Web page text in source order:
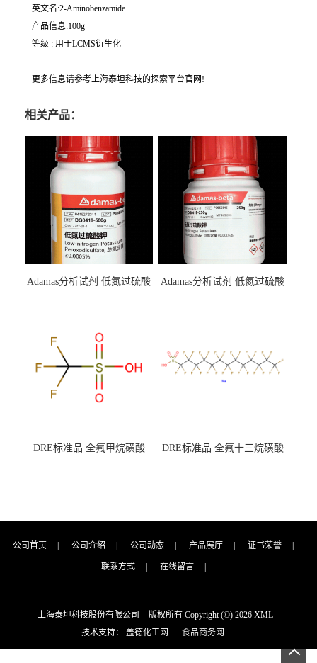
英文名:2-Aminobenzamide
产品信息:100g
等级 : 用于LCMS衍生化
更多信息请参考上海泰坦科技的探索平台官网!
相关产品：
Adamas分析试剂 低氮过硫酸
（泰坦现货供应）
Adamas分析试剂 低氮过硫酸
DRE标准品 全氟甲烷磺酸
DRE标准品 全氟十三烷磺酸
公司首页 公司介绍 公司动态 产品展厅 证书荣誉
联系方式 在线留言
上海泰坦科技股份有限公司 版权所有 Copyright (©) 2026 XML
技术支持： 盖德化工网 食品商务网